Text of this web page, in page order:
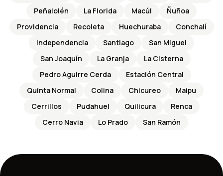
Peñalolén
La Florida Macúl
Ñuñoa
Providencia
Recoleta Huechuraba
Conchalí
Independencia
Santiago
San Miguel
San Joaquín
La Granja
La Cisterna
Pedro Aguirre Cerda
Estación Central
Quinta Normal
Colina Chicureo
Maipu
Cerrillos
Pudahuel Quilicura
Renca
Cerro Navia
Lo Prado San Ramón